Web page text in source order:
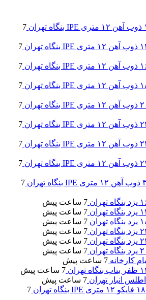
7
7
7
7
7
7
7
7
7
7 ساعت پیش
7 ساعت پیش
7 ساعت پیش
7 ساعت پیش
7 ساعت پیش
7 ساعت پیش
7 ساعت پیش
7 ساعت پیش
7 ساعت پیش
7